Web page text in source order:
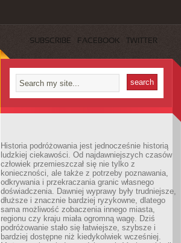
SUBSCRIBE FACEBOOK TWITTER
Historia podróżowania jest jednocześnie historią
ludzkiej ciekawości. Od najdawniejszych czasów
człowiek przemieszczał się nie tylko z
konieczności, ale także z potrzeby poznawania,
odkrywania i przekraczania granic własnego
doświadczenia. Dawniej wyprawy były trudniejsze,
dłuższe i znacznie bardziej ryzykowne, dlatego
sama możliwość zobaczenia innego miasta,
regionu czy kraju miała ogromną wagę. Dziś
podróżowanie stało się łatwiejsze, szybsze i
bardziej dostępne niż kiedykolwiek wcześniej.